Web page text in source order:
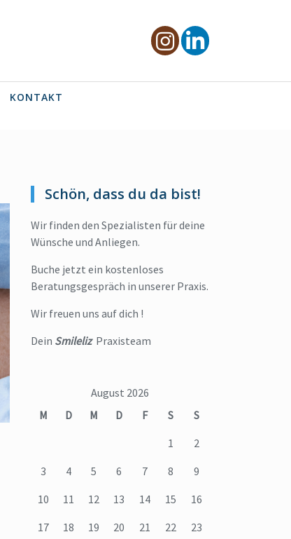
KONTAKT
Schön, dass du da bist!
Wir finden den Spezialisten für deine
Wünsche und Anliegen.
Buche jetzt ein kostenloses
Beratungsgespräch in unserer Praxis.
Wir freuen uns auf dich !
Dein SmilelizPraxisteam
August 2026
M
D M D F S
S
1
2
3
4 5 6 7 8
9
10
11 12 13 14 15
16
17
18 19 20 21 22
23